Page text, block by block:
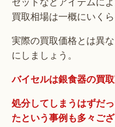
買取相場は一概にいくら
実際の買取価格とは異
にしましょう。
バイセルは銀食器の買
処分してしまうはずだ
たという事例も多々ござ